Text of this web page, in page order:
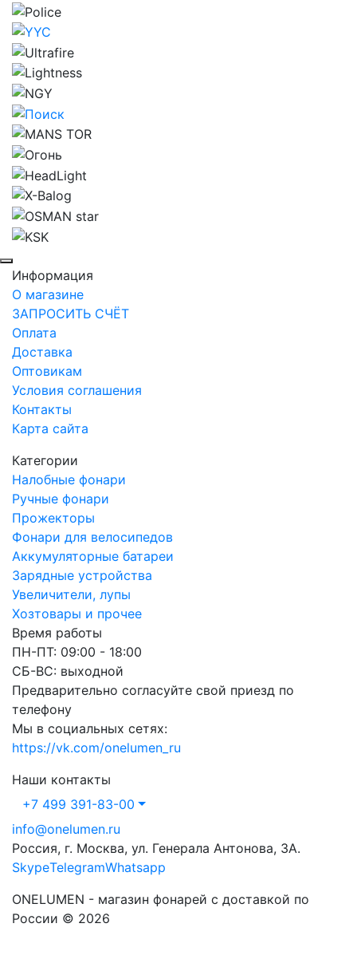
Информация
О магазине
ЗАПРОСИТЬ СЧЁТ
Оплата
Доставка
Оптовикам
Условия соглашения
Контакты
Карта сайта
Категории
Налобные фонари
Ручные фонари
Прожекторы
Фонари для велосипедов
Аккумуляторные батареи
Зарядные устройства
Увеличители, лупы
Хозтовары и прочее
Время работы
ПН-ПТ: 09:00 - 18:00
СБ-ВС: выходной
Предварительно согласуйте свой приезд по
телефону
Мы в социальных сетях:
https://vk.com/onelumen_ru
Наши контакты
+7 499 391-83-00
info@onelumen.ru
Россия, г. Москва, ул. Генерала Антонова, 3А.
SkypeTelegramWhatsapp
ONELUMEN - магазин фонарей с доставкой по
России © 2026